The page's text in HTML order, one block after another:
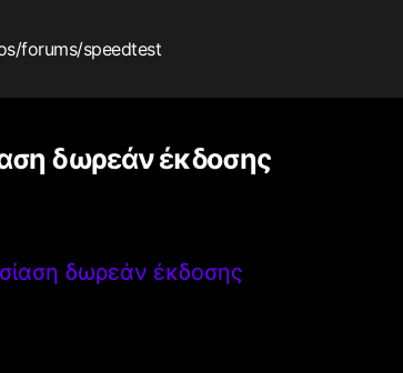
/forums/speedtest
δωρεάν έκδοσης
δωρεάν έκδοσης